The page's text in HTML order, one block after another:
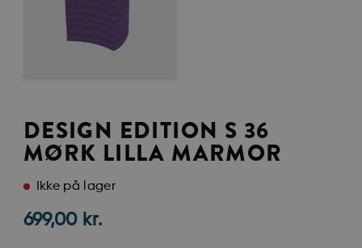
DESIGN EDITION S 36
MØRK LILLA MARMOR
Ikke på lager
699,00 kr.